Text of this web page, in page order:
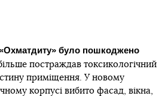
було пошкоджено
постраждав токсикологічний
приміщення. У новому
корпусі вибито фасад, вікна,